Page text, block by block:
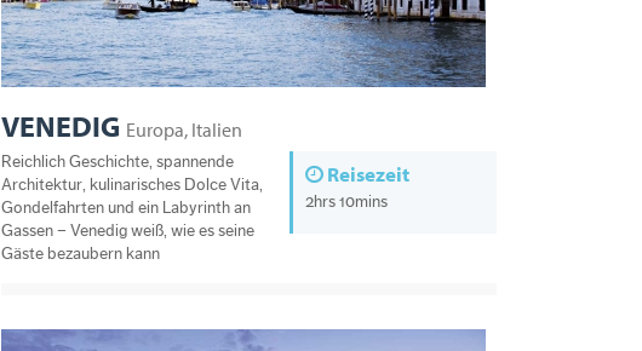
VENEDIG Europa, Italien
Reisezeit
2hrs 10mins
Reichlich Geschichte, spannende
Architektur, kulinarisches Dolce Vita,
Gondelfahrten und ein Labyrinth an
Gassen – Venedig weiß, wie es seine
Gäste bezaubern kann